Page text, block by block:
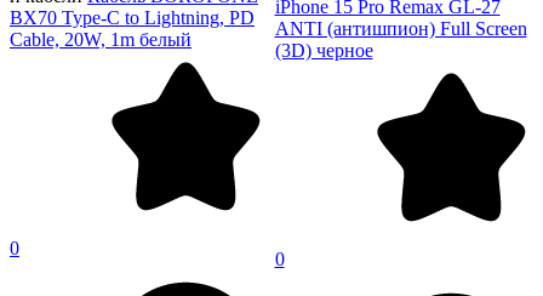
BX70 Type-C to Lightning, PD
Cable, 20W, 1m белый
0
iPhone 15 Pro Remax GL-27
ANTI (антишпион) Full Screen
(3D) черное
0